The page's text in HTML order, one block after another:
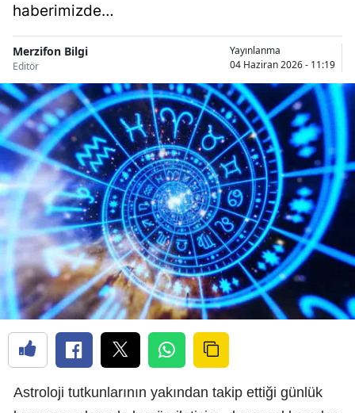
haberimizde…
Merzifon Bilgi
Editör
Yayınlanma
04 Haziran 2026 - 11:19
Astroloji tutkunlarının yakından takip ettiği günlük